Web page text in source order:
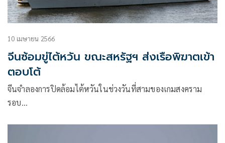
10 เมษายน 2566
จีนซ้อมขู่ไต้หวัน ขณะสหรัฐฯ ส่งเรือพิฆาตเข้า
ตอบโต้
จีนจำลองการปิดล้อมไต้หวันในช่วงวันที่สามของเกมสงคราม
รอบ…